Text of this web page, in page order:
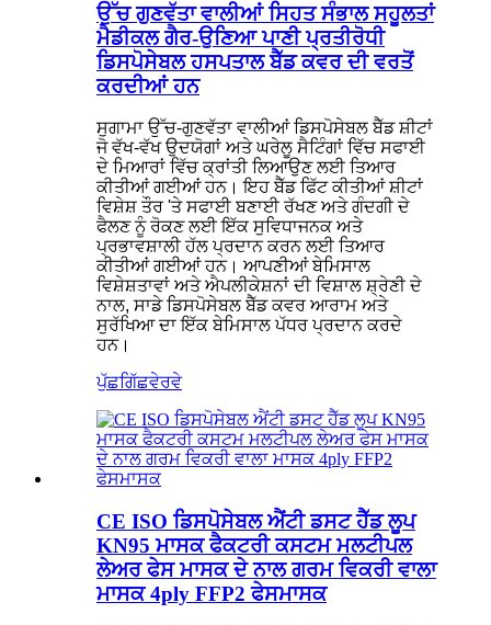
ਉੱਚ ਗੁਣਵੱਤਾ ਵਾਲੀਆਂ ਸਿਹਤ ਸੰਭਾਲ ਸਹੂਲਤਾਂ
ਮੈਡੀਕਲ ਗੈਰ-ਉਣਿਆ ਪਾਣੀ ਪ੍ਰਤੀਰੋਧੀ
ਡਿਸਪੋਸੇਬਲ ਹਸਪਤਾਲ ਬੈੱਡ ਕਵਰ ਦੀ ਵਰਤੋਂ
ਕਰਦੀਆਂ ਹਨ
ਸੁਗਾਮਾ ਉੱਚ-ਗੁਣਵੱਤਾ ਵਾਲੀਆਂ ਡਿਸਪੋਸੇਬਲ ਬੈੱਡ ਸ਼ੀਟਾਂ
ਜੋ ਵੱਖ-ਵੱਖ ਉਦਯੋਗਾਂ ਅਤੇ ਘਰੇਲੂ ਸੈਟਿੰਗਾਂ ਵਿੱਚ ਸਫਾਈ
ਦੇ ਮਿਆਰਾਂ ਵਿੱਚ ਕ੍ਰਾਂਤੀ ਲਿਆਉਣ ਲਈ ਤਿਆਰ
ਕੀਤੀਆਂ ਗਈਆਂ ਹਨ। ਇਹ ਬੈੱਡ ਫਿੱਟ ਕੀਤੀਆਂ ਸ਼ੀਟਾਂ
ਵਿਸ਼ੇਸ਼ ਤੌਰ 'ਤੇ ਸਫਾਈ ਬਣਾਈ ਰੱਖਣ ਅਤੇ ਗੰਦਗੀ ਦੇ
ਫੈਲਣ ਨੂੰ ਰੋਕਣ ਲਈ ਇੱਕ ਸੁਵਿਧਾਜਨਕ ਅਤੇ
ਪ੍ਰਭਾਵਸ਼ਾਲੀ ਹੱਲ ਪ੍ਰਦਾਨ ਕਰਨ ਲਈ ਤਿਆਰ
ਕੀਤੀਆਂ ਗਈਆਂ ਹਨ। ਆਪਣੀਆਂ ਬੇਮਿਸਾਲ
ਵਿਸ਼ੇਸ਼ਤਾਵਾਂ ਅਤੇ ਐਪਲੀਕੇਸ਼ਨਾਂ ਦੀ ਵਿਸ਼ਾਲ ਸ਼੍ਰੇਣੀ ਦੇ
ਨਾਲ, ਸਾਡੇ ਡਿਸਪੋਸੇਬਲ ਬੈੱਡ ਕਵਰ ਆਰਾਮ ਅਤੇ
ਸੁਰੱਖਿਆ ਦਾ ਇੱਕ ਬੇਮਿਸਾਲ ਪੱਧਰ ਪ੍ਰਦਾਨ ਕਰਦੇ
ਹਨ।
ਪੁੱਛਗਿੱਛਵੇਰਵੇ
CE ISO ਡਿਸਪੋਸੇਬਲ ਐਂਟੀ ਡਸਟ ਹੈੱਡ ਲੂਪ
KN95 ਮਾਸਕ ਫੈਕਟਰੀ ਕਸਟਮ ਮਲਟੀਪਲ
ਲੇਅਰ ਫੇਸ ਮਾਸਕ ਦੇ ਨਾਲ ਗਰਮ ਵਿਕਰੀ ਵਾਲਾ
ਮਾਸਕ 4ply FFP2 ਫੇਸਮਾਸਕ